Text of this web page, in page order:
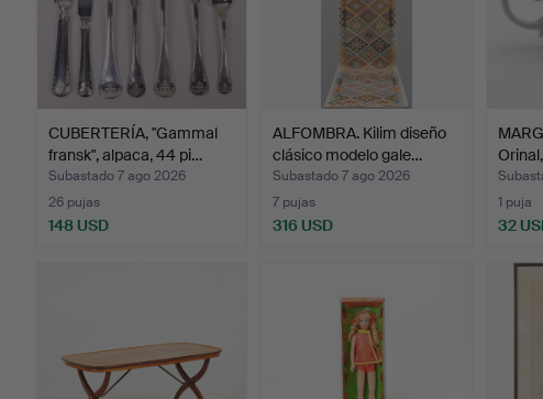
CUBERTERÍA, "Gammal
fransk", alpaca, 44 pi…
Subastado 7 ago 2026
26 pujas
148 USD
ALFOMBRA. Kilim diseño
clásico modelo gale…
Subastado 7 ago 2026
7 pujas
316 USD
1 puja
32